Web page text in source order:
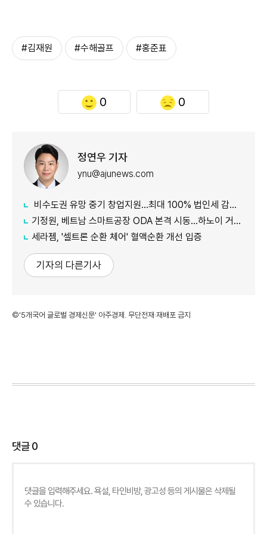
#김재원 #수해골프 #홍준표
0 0
정연우 기자
ynu@ajunews.com
비수도권 유망 중기 창업지원...최대 100% 법인세 감면 나서
기정원, 베트남 스마트공장 ODA 본격 시동...하노이 거점 개소
세라젬, '셀트론 순환 체어' 혈액순환 개선 입증
기자의 다른기사
©'5개국어 글로벌 경제신문' 아주경제. 무단전재·재배포 금지
댓글0